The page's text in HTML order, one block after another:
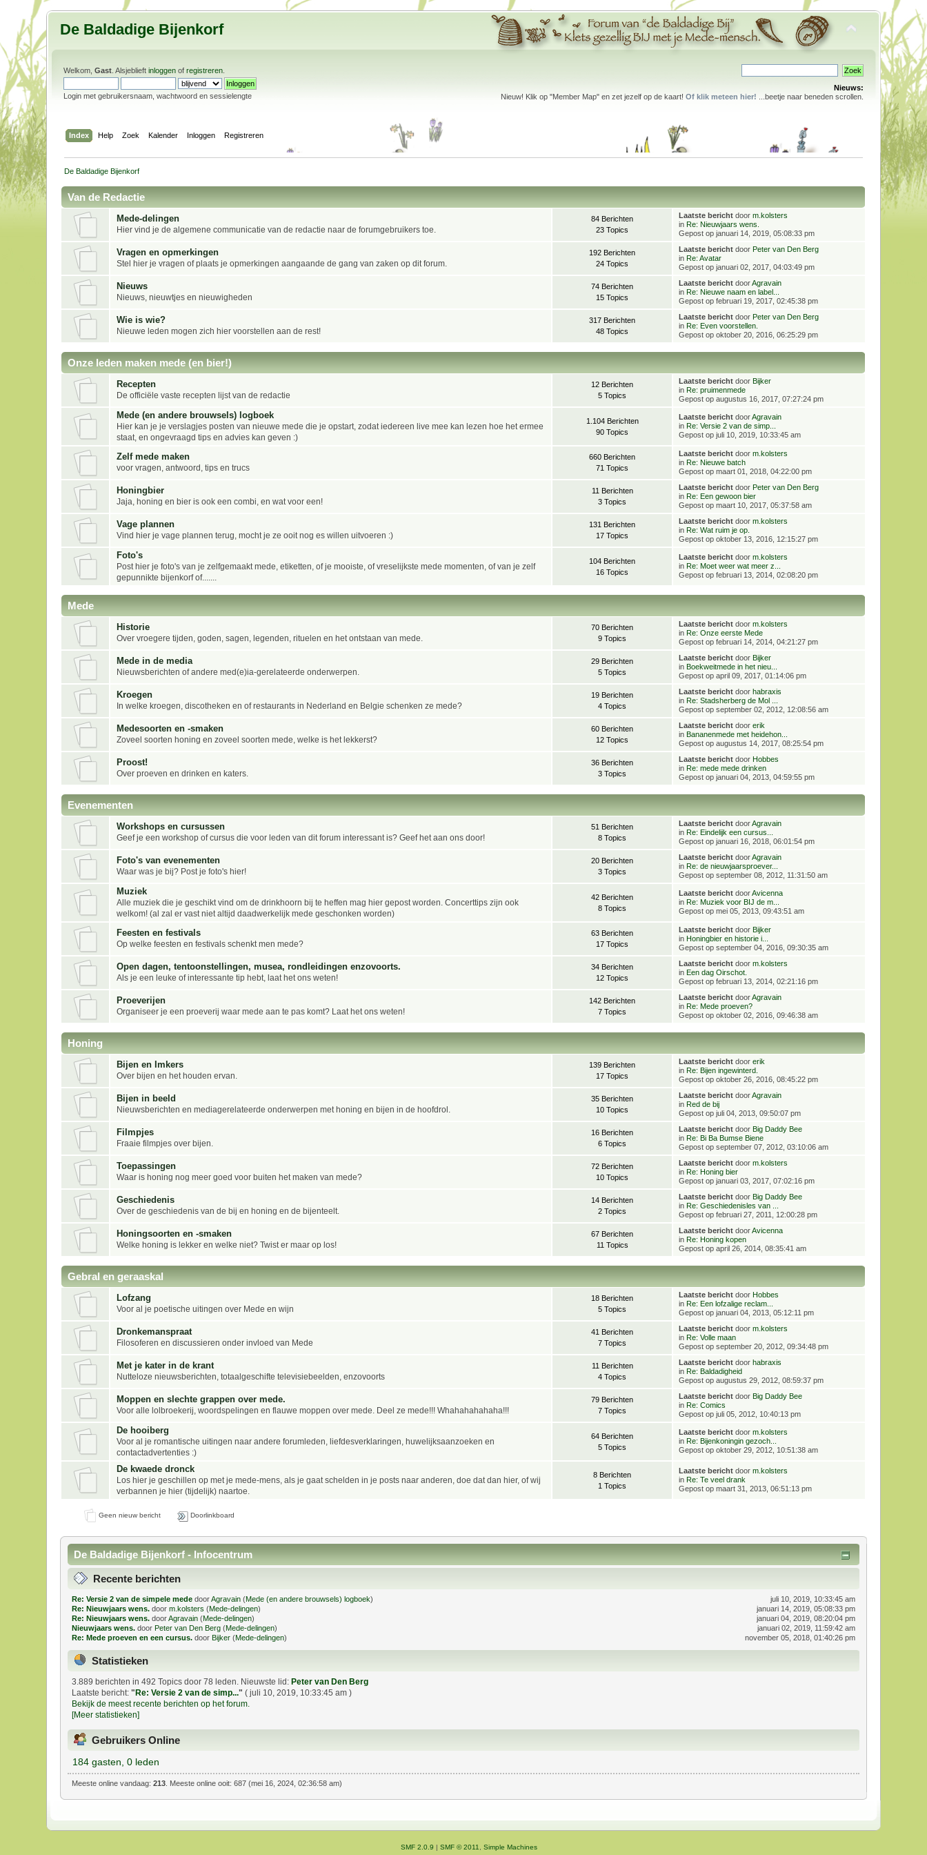
De Baldadige Bijenkorf
Welkom,Gast . Alsjeblieftinloggen ofregistreren
Login met gebruikersnaam, wachtwoord en sessielengte
Nieuws:
Nieuw! Klik op "Member Map" en zet jezelf op de kaart! Of klik meteen hier! ...beetje naar beneden scrollen.
Index Help Zoek Kalender Inloggen Registreren
De Baldadige Bijenkorf
Van de Redactie
Mede-delingen
Hier vind je de algemene communicatie van de redactie naar de forumgebruikers toe.
84 Berichten
23 Topics
Laatste berichtdoor m.kolsters
in Re: Nieuwjaars wens.
Gepost op januari 14, 2019, 05:08:33 pm
Vragen en opmerkingen
Stel hier je vragen of plaats je opmerkingen aangaande de gang van zaken op dit forum.
192 Berichten
24 Topics
Laatste berichtdoor Peter van Den Berg
in Re: Avatar
Gepost op januari 02, 2017, 04:03:49 pm
Nieuws
Nieuws, nieuwtjes en nieuwigheden
74 Berichten
15 Topics
Laatste berichtdoorAgravain
in Re: Nieuwe naam en label...
Gepost op februari 19, 2017, 02:45:38 pm
Wie is wie?
Nieuwe leden mogen zich hier voorstellen aan de rest!
317 Berichten
48 Topics
Laatste berichtdoor Peter van Den Berg
in Re: Even voorstellen.
Gepost op oktober 20, 2016, 06:25:29 pm
Onze leden maken mede (en bier!)
Recepten
De officiële vaste recepten lijst van de redactie
12 Berichten
5 Topics
Laatste berichtdoor Bijker
in Re: pruimenmede
Gepost op augustus 16, 2017, 07:27:24 pm
Mede (en andere brouwsels) logboek
Hier kan je je verslagjes posten van nieuwe mede die je opstart, zodat iedereen live mee kan lezen hoe het ermee
staat, en ongevraagd tips en advies kan geven :)
1.104 Berichten
90 Topics
Laatste berichtdoorAgravain
in Re: Versie 2 van de simp...
Gepost op juli 10, 2019, 10:33:45 am
Zelf mede maken
voor vragen, antwoord, tips en trucs
660 Berichten
71 Topics
Laatste berichtdoor m.kolsters
in Re: Nieuwe batch
Gepost op maart 01, 2018, 04:22:00 pm
Honingbier
Jaja, honing en bier is ook een combi, en wat voor een!
11 Berichten
3 Topics
Laatste berichtdoor Peter van Den Berg
in Re: Een gewoon bier
Gepost op maart 10, 2017, 05:37:58 am
Vage plannen
Vind hier je vage plannen terug, mocht je ze ooit nog es willen uitvoeren :)
131 Berichten
17 Topics
Laatste berichtdoor m.kolsters
in Re: Wat ruim je op.
Gepost op oktober 13, 2016, 12:15:27 pm
Foto's
Post hier je foto's van je zelfgemaakt mede, etiketten, of je mooiste, of vreselijkste mede momenten, of van je zelf
gepunnikte bijenkorf of.......
104 Berichten
16 Topics
Laatste berichtdoor m.kolsters
in Re: Moet weer wat meer z...
Gepost op februari 13, 2014, 02:08:20 pm
Mede
Historie
Over vroegere tijden, goden, sagen, legenden, rituelen en het ontstaan van mede.
70 Berichten
9 Topics
Laatste berichtdoor m.kolsters
in Re: Onze eerste Mede
Gepost op februari 14, 2014, 04:21:27 pm
Mede in de media
Nieuwsberichten of andere med(e)ia-gerelateerde onderwerpen.
29 Berichten
5 Topics
Laatste berichtdoor Bijker
in Boekweitmede in het nieu...
Gepost op april 09, 2017, 01:14:06 pm
Kroegen
In welke kroegen, discotheken en of restaurants in Nederland en Belgie schenken ze mede?
19 Berichten
4 Topics
Laatste berichtdoor habraxis
in Re: Stadsherberg de Mol ...
Gepost op september 02, 2012, 12:08:56 am
Medesoorten en -smaken
Zoveel soorten honing en zoveel soorten mede, welke is het lekkerst?
60 Berichten
12 Topics
Laatste berichtdoor erik
in Bananenmede met heidehon...
Gepost op augustus 14, 2017, 08:25:54 pm
Proost!
Over proeven en drinken en katers.
36 Berichten
3 Topics
Laatste berichtdoor Hobbes
in Re: mede mede drinken
Gepost op januari 04, 2013, 04:59:55 pm
Evenementen
Workshops en cursussen
Geef je een workshop of cursus die voor leden van dit forum interessant is? Geef het aan ons door!
51 Berichten
8 Topics
Laatste berichtdoorAgravain
in Re: Eindelijk een cursus...
Gepost op januari 16, 2018, 06:01:54 pm
Foto's van evenementen
Waar was je bij? Post je foto's hier!
20 Berichten
3 Topics
Laatste berichtdoorAgravain
in Re: de nieuwjaarsproever...
Gepost op september 08, 2012, 11:31:50 am
Muziek
Alle muziek die je geschikt vind om de drinkhoorn bij te heffen mag hier gepost worden. Concerttips zijn ook
welkom! (al zal er vast niet altijd daadwerkelijk mede geschonken worden)
42 Berichten
8 Topics
Laatste berichtdoorAvicenna
in Re: Muziek voor BIJ de m...
Gepost op mei 05, 2013, 09:43:51 am
Feesten en festivals
Op welke feesten en festivals schenkt men mede?
63 Berichten
17 Topics
Laatste berichtdoor Bijker
in Honingbier en historie i...
Gepost op september 04, 2016, 09:30:35 am
Open dagen, tentoonstellingen, musea, rondleidingen enzovoorts.
Als je een leuke of interessante tip hebt, laat het ons weten!
34 Berichten
12 Topics
Laatste berichtdoor m.kolsters
in Een dag Oirschot.
Gepost op februari 13, 2014, 02:21:16 pm
Proeverijen
Organiseer je een proeverij waar mede aan te pas komt? Laat het ons weten!
142 Berichten
7 Topics
Laatste berichtdoorAgravain
in Re: Mede proeven?
Gepost op oktober 02, 2016, 09:46:38 am
Honing
Bijen en Imkers
Over bijen en het houden ervan.
139 Berichten
17 Topics
Laatste berichtdoor erik
in Re: Bijen ingewinterd.
Gepost op oktober 26, 2016, 08:45:22 pm
Bijen in beeld
Nieuwsberichten en mediagerelateerde onderwerpen met honing en bijen in de hoofdrol.
35 Berichten
10 Topics
Laatste berichtdoorAgravain
in Red de bij
Gepost op juli 04, 2013, 09:50:07 pm
Filmpjes
Fraaie filmpjes over bijen.
16 Berichten
6 Topics
Laatste berichtdoor Big Daddy Bee
in Re: Bi Ba Bumse Biene
Gepost op september 07, 2012, 03:10:06 am
Toepassingen
Waar is honing nog meer goed voor buiten het maken van mede?
72 Berichten
10 Topics
Laatste berichtdoor m.kolsters
in Re: Honing bier
Gepost op januari 03, 2017, 07:02:16 pm
Geschiedenis
Over de geschiedenis van de bij en honing en de bijenteelt.
14 Berichten
2 Topics
Laatste berichtdoor Big Daddy Bee
in Re: Geschiedenisles van ...
Gepost op februari 27, 2011, 12:00:28 pm
Honingsoorten en -smaken
Welke honing is lekker en welke niet? Twist er maar op los!
67 Berichten
11 Topics
Laatste berichtdoorAvicenna
in Re: Honing kopen
Gepost op april 26, 2014, 08:35:41 am
Gebral en geraaskal
Lofzang
Voor al je poetische uitingen over Mede en wijn
18 Berichten
5 Topics
Laatste berichtdoor Hobbes
in Re: Een lofzalige reclam...
Gepost op januari 04, 2013, 05:12:11 pm
Dronkemanspraat
Filosoferen en discussieren onder invloed van Mede
41 Berichten
7 Topics
Laatste berichtdoor m.kolsters
in Re: Volle maan
Gepost op september 20, 2012, 09:34:48 pm
Met je kater in de krant
Nutteloze nieuwsberichten, totaalgeschifte televisiebeelden, enzovoorts
11 Berichten
4 Topics
Laatste berichtdoor habraxis
in Re: Baldadigheid
Gepost op augustus 29, 2012, 08:59:37 pm
Moppen en slechte grappen over mede.
Voor alle lolbroekerij, woordspelingen en flauwe moppen over mede. Deel ze mede!!! Whahahahahaha!!!
79 Berichten
7 Topics
Laatste berichtdoor Big Daddy Bee
in Re: Comics
Gepost op juli 05, 2012, 10:40:13 pm
De hooiberg
Voor al je romantische uitingen naar andere forumleden, liefdesverklaringen, huwelijksaanzoeken en
contactadvertenties :)
64 Berichten
5 Topics
Laatste berichtdoor m.kolsters
in Re: Bijenkoningin gezoch...
Gepost op oktober 29, 2012, 10:51:38 am
De kwaede dronck
Los hier je geschillen op met je mede-mens, als je gaat schelden in je posts naar anderen, doe dat dan hier, of wij
verbannen je hier (tijdelijk) naartoe.
8 Berichten
1 Topics
Laatste berichtdoor m.kolsters
in Re: Te veel drank
Gepost op maart 31, 2013, 06:51:13 pm
Geen nieuw bericht Doorlinkboard
De Baldadige Bijenkorf - Infocentrum
Recente berichten
Re: Versie 2 van de simpele mededoorAgravain(Mede (en andere brouwsels) logboek)
juli 10, 2019, 10:33:45 am
Re: Nieuwjaars wens.door m.kolsters (Mede-delingen)
januari 14, 2019, 05:08:33 pm
Re: Nieuwjaars wens.doorAgravain(Mede-delingen)
januari 04, 2019, 08:20:04 pm
Nieuwjaars wens.door Peter van Den Berg(Mede-delingen)
januari 02, 2019, 11:59:42 am
Re: Mede proeven en een cursus.door Bijker(Mede-delingen) november 05, 2018, 01:40:26 pm
Statistieken
3.889 berichten in 492 Topics door 78 leden. Nieuwste lid: Peter van Den Berg
Laatste bericht:" Re: Versie 2 van de simp..." ( juli 10, 2019, 10:33:45 am )
Bekijk de meest recente berichten op het forum.
[Meer statistieken]
Gebruikers Online
184 gasten, 0 leden
Meeste online vandaag: 213. Meeste online ooit: 687 (mei 16, 2024, 02:36:58 am)
SMF 2.0.9 SMF © 2011, Simple Machines